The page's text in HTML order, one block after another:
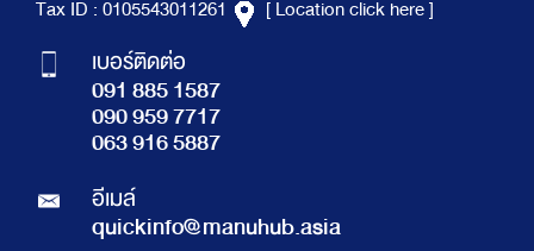
Tax ID : 0105543011261
[ Location click here ]
เบอร์ติดต่อ
091 885 1587
090 959 7717
063 916 5887
อีเมล์
quickinfo@manuhub.asia